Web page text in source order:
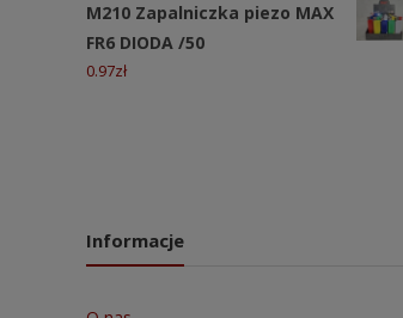
M210 Zapalniczka piezo MAX
FR6 DIODA /50
0.97zł
Informacje